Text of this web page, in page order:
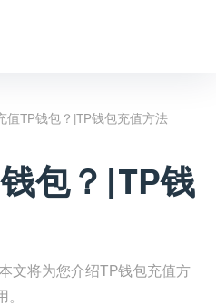
值TP钱包？|TP钱包充值方法
包？|TP钱
文将为您介绍TP钱包充值方